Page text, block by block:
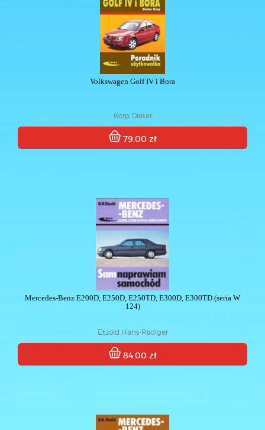
Volkswagen Golf IV i Bora
Korp Dieter
79.00 zł
Mercedes-Benz E200D, E250D, E250TD, E300D, E300TD (seria W
124)
Etzold Hans-Rüdiger
84.00 zł